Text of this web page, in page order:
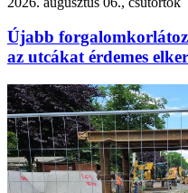
Újabb
az utcákat érdemes